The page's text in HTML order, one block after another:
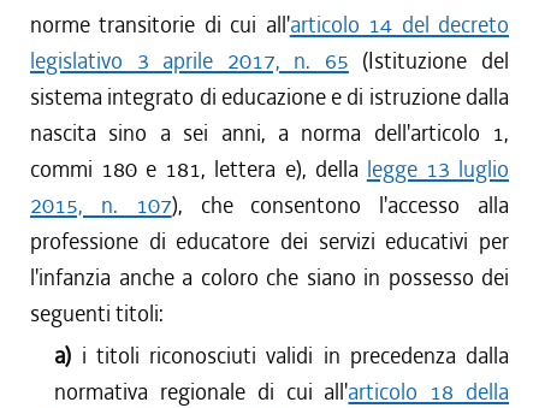
norme transitorie di cui all'articolo 14 del decreto
legislativo 3 aprile 2017, n. 65 (Istituzione del
sistema integrato di educazione e di istruzione dalla
nascita sino a sei anni, a norma dell'articolo 1,
commi 180 e 181, lettera e), della legge 13 luglio
2015, n. 107), che consentono l'accesso alla
professione di educatore dei servizi educativi per
l'infanzia anche a coloro che siano in possesso dei
seguenti titoli:
a) i titoli riconosciuti validi in precedenza dalla
normativa regionale di cui all'articolo 18 della